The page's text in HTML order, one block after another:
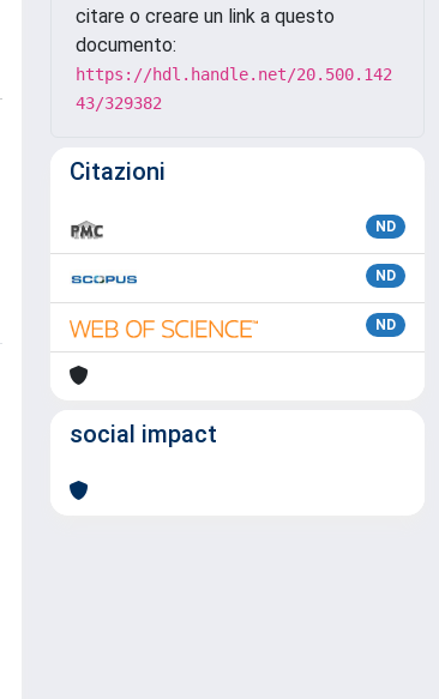
citare o creare un link a questo
documento:
https://hdl.handle.net/20.500.142
43/329382
Citazioni
ND
ND
ND
social impact